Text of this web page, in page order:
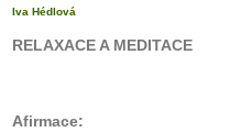
Iva Hédlová
RELAXACE A MEDITACE
Afirmace: